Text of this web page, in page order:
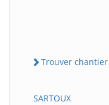
Trouver
SARTOUX